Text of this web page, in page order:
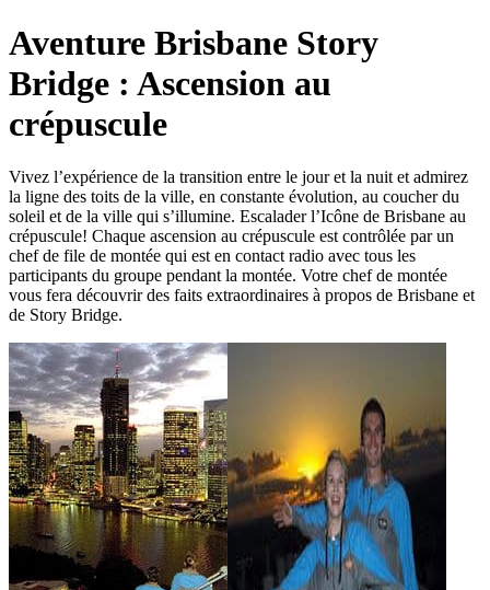
Aventure Brisbane Story
Bridge : Ascension au
crépuscule
Vivez l’expérience de la transition entre le jour et la nuit et admirez
la ligne des toits de la ville, en constante évolution, au coucher du
soleil et de la ville qui s’illumine. Escalader l’Icône de Brisbane au
crépuscule! Chaque ascension au crépuscule est contrôlée par un
chef de file de montée qui est en contact radio avec tous les
participants du groupe pendant la montée. Votre chef de montée
vous fera découvrir des faits extraordinaires à propos de Brisbane et
de Story Bridge.